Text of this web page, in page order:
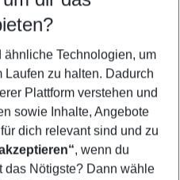
Technologien, um
Laufen zu halten. Dadurch
Plattform verstehen und
sowie Inhalte, Angebote
dich relevant sind und zu
, wenn du
das Nötigste? Dann wähle